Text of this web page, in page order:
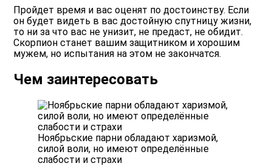
Пройдет время и вас оценят по достоинству. Если
он будет видеть в вас достойную спутницу жизни,
то ни за что вас не унизит, не предаст, не обидит.
Скорпион станет вашим защитником и хорошим
мужем, но испытания на этом не закончатся.
Чем заинтересовать
Ноябрьские парни обладают харизмой,
силой воли, но имеют определённые
слабости и страхи